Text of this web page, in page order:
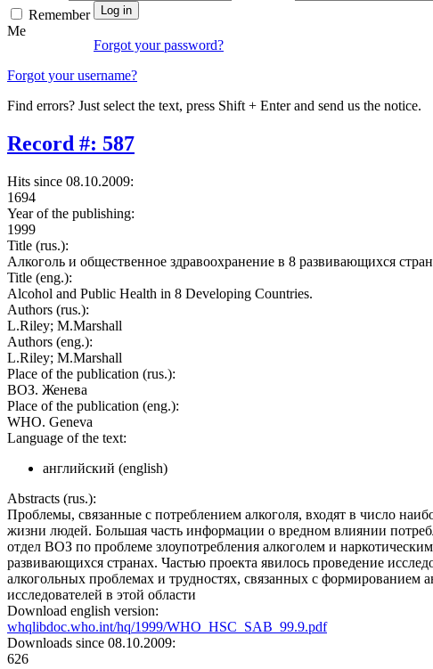
Remember
Me
Forgot your password?
Forgot your username?
Find errors? Just select the text, press Shift + Enter and send us the notice.
Record #: 587
Hits since 08.10.2009:
1694
Year of the publishing:
1999
Title (rus.):
Алкоголь и общественное здравоохранение в 8 развивающихся
Title (eng.):
Alcohol and Public Health in 8 Developing Countries.
Authors (rus.):
L.Riley; M.Marshall
Authors (eng.):
L.Riley; M.Marshall
Place of the publication (rus.):
ВОЗ. Женева
Place of the publication (eng.):
WHO. Geneva
Language of the text:
английский (english)
Abstracts (rus.):
Проблемы, связанные с потреблением алкоголя, входят в число
жизни людей. Большая часть информации о вредном влиянии
отдел ВОЗ по проблеме злоупотребления алкоголем и
развивающихся странах. Частью проекта явилось проведение
алкогольных проблемах и трудностях, связанных с формированием
исследователей в этой области
Download english version:
whqlibdoc.who.int/hq/1999/WHO_HSC_SAB_99.9.pdf
Downloads since 08.10.2009:
626